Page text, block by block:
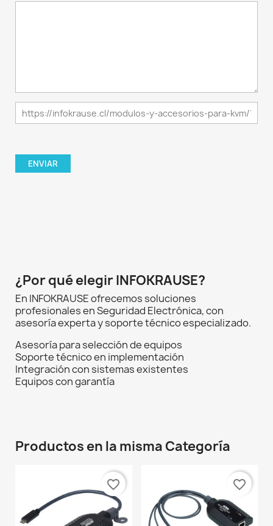
¿Por qué elegir INFOKRAUSE?
En INFOKRAUSE ofrecemos soluciones
profesionales en Seguridad Electrónica, con
asesoría experta y soporte técnico especializado.
Asesoría para selección de equipos
Soporte técnico en implementación
Integración con sistemas existentes
Equipos con garantía
Productos en la misma Categoría
favorite_border favorite_border